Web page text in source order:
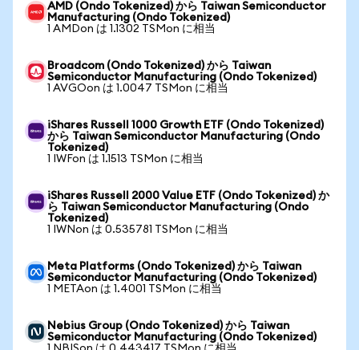
AMD (Ondo Tokenized) から Taiwan Semiconductor
Manufacturing (Ondo Tokenized)
1 AMDon は 1.1302 TSMon に相当
Broadcom (Ondo Tokenized) から Taiwan
Semiconductor Manufacturing (Ondo Tokenized)
1 AVGOon は 1.0047 TSMon に相当
iShares Russell 1000 Growth ETF (Ondo Tokenized)
から Taiwan Semiconductor Manufacturing (Ondo
Tokenized)
1 IWFon は 1.1513 TSMon に相当
iShares Russell 2000 Value ETF (Ondo Tokenized) か
ら Taiwan Semiconductor Manufacturing (Ondo
Tokenized)
1 IWNon は 0.535781 TSMon に相当
Meta Platforms (Ondo Tokenized) から Taiwan
Semiconductor Manufacturing (Ondo Tokenized)
1 METAon は 1.4001 TSMon に相当
Nebius Group (Ondo Tokenized) から Taiwan
Semiconductor Manufacturing (Ondo Tokenized)